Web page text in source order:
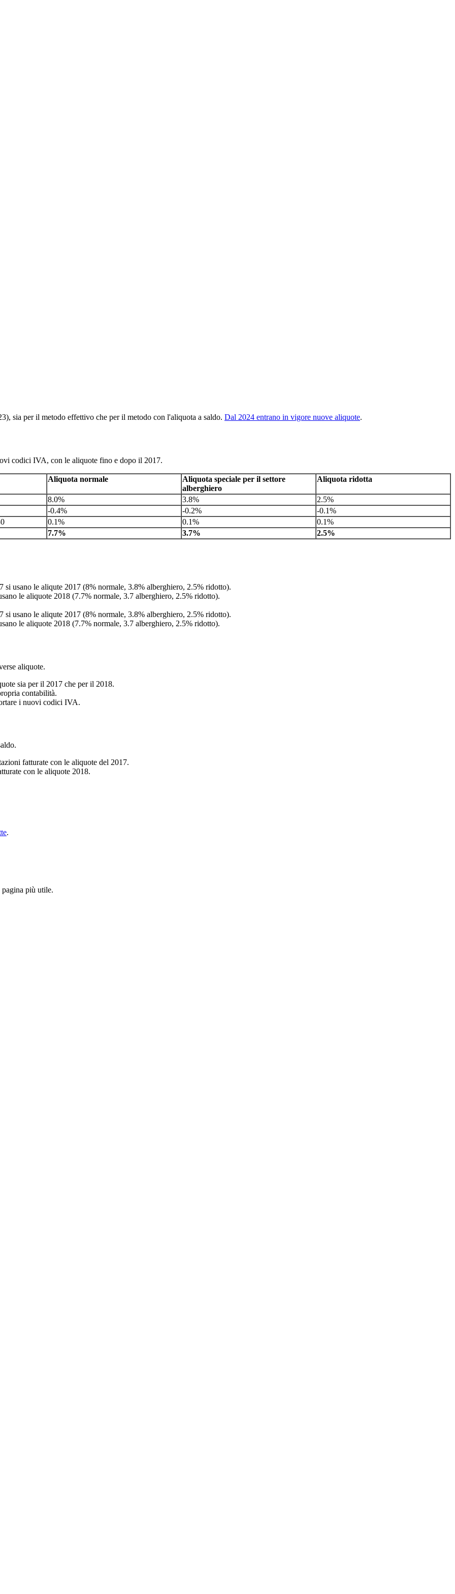
sia per il metodo effettivo che per il metodo con l'aliquota a saldo. Dal 2024 entrano in vigore nuove aliquote.
codici IVA, con le aliquote fino e dopo il 2017.
Aliquota normale
Aliquota speciale per il settore
alberghiero
Aliquota ridotta
8.0% 3.8%
2.5%
-0.4%
-0.2%
-0.1%
0.1% 0.1%
0.1%
7.7%
3.7% 2.5%
usano le aliqute 2017 (8% normale, 3.8% alberghiero, 2.5% ridotto).
le aliquote 2018 (7.7% normale, 3.7 alberghiero, 2.5% ridotto).
usano le aliqute 2017 (8% normale, 3.8% alberghiero, 2.5% ridotto).
le aliquote 2018 (7.7% normale, 3.7 alberghiero, 2.5% ridotto).
aliquote.
sia per il 2017 che per il 2018.
contabilità.
i nuovi codici IVA.
fatturate con le aliquote del 2017.
con le aliquote 2018.
.
pagina più utile.